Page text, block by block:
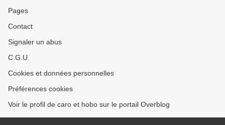
Pages
Contact
Signaler un abus
C.G.U.
Cookies et données personnelles
Préférences cookies
Voir le profil de caro et hobo sur le portail Overblog